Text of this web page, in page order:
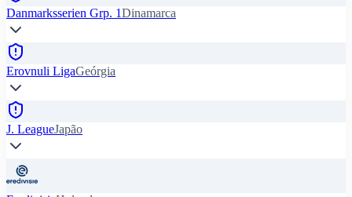
Danmarksserien Grp. 1Dinamarca
Erovnuli LigaGeórgia
J. LeagueJapão